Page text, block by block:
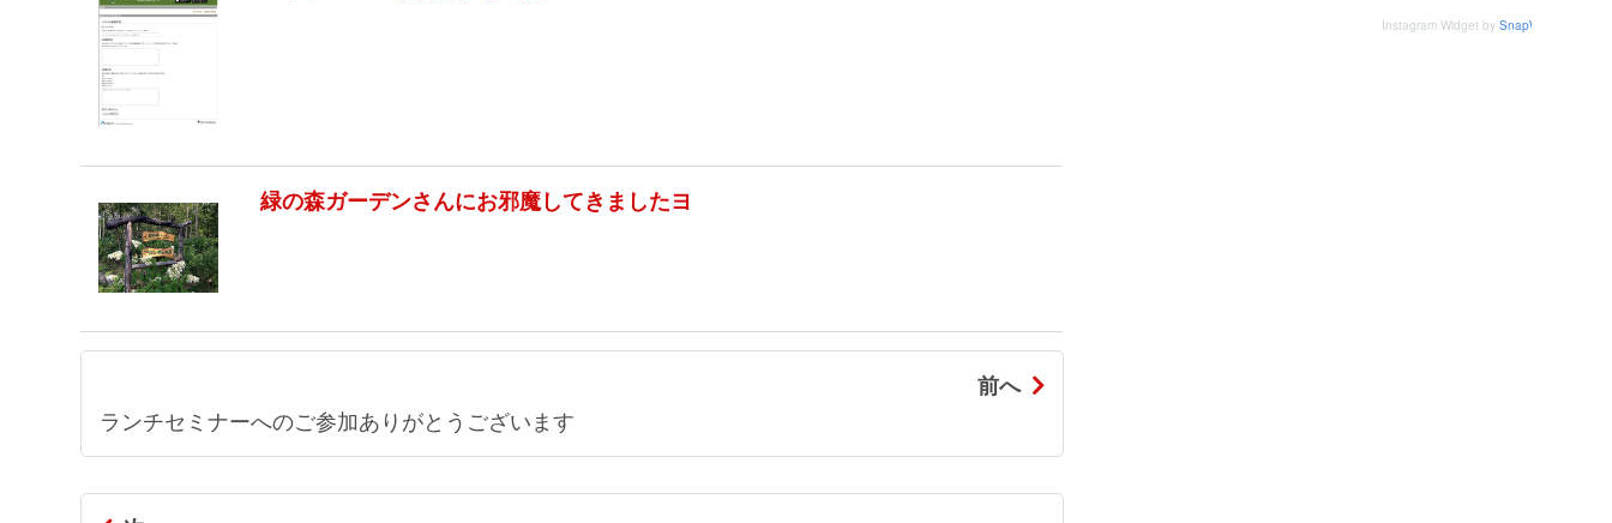
緑の森ガーデンさんにお邪魔してきましたヨ
前へ
ランチセミナーへのご参加ありがとうございます
Instagram Widget by SnapWidget